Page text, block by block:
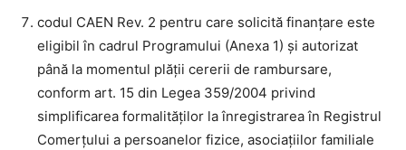
codul CAEN Rev. 2 pentru care solicită finanțare este
eligibil în cadrul Programului (Anexa 1) și autorizat
până la momentul plății cererii de rambursare,
conform art. 15 din Legea 359/2004 privind
simplificarea formalităților la înregistrarea în Registrul
Comerțului a persoanelor fizice, asociațiilor familiale